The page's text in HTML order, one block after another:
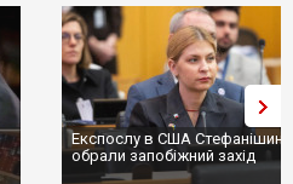
Експослу в США
обрали запобіжний захід